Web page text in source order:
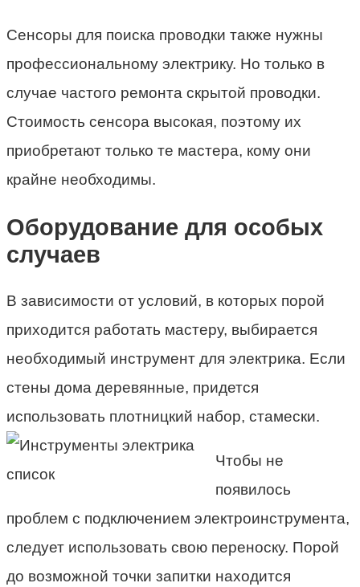
Сенсоры для поиска проводки также нужны
профессиональному электрику. Но только в
случае частого ремонта скрытой проводки.
Стоимость сенсора высокая, поэтому их
приобретают только те мастера, кому они
крайне необходимы.
Оборудование для особых
случаев
В зависимости от условий, в которых порой
приходится работать мастеру, выбирается
необходимый инструмент для электрика. Если
стены дома деревянные, придется
использовать плотницкий набор, стамески.
Чтобы не
появилось
проблем с подключением электроинструмента,
следует использовать свою переноску. Порой
до возможной точки запитки находится